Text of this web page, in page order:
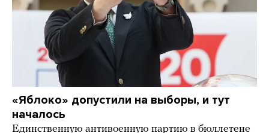
«Яблоко» допустили на выборы, и тут
началось
Единственную антивоенную партию в бюллетене